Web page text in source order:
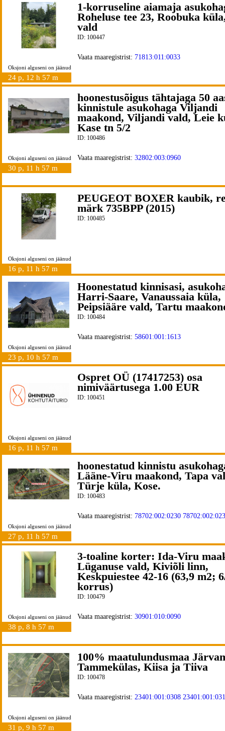
Oksjoni alguseni on jäänud
24 p, 12 h 57 m
1-korruseline aiamaja
Roheluse tee 23, Roobuka
vald
ID: 100447
Vaata maaregistrist: 71813:011:0033
Oksjoni alguseni on jäänud
30 p, 11 h 57 m
hoonestusõigus tähtajaga 50
kinnistule asukohaga Viljandi
maakond, Viljandi vald, Leie
Kase tn 5/2
ID: 100486
Vaata maaregistrist: 32802:003:0960
Oksjoni alguseni on jäänud
16 p, 11 h 57 m
PEUGEOT BOXER kaubik,
märk 735BPP (2015)
ID: 100485
Oksjoni alguseni on jäänud
23 p, 10 h 57 m
Hoonestatud kinnisasi,
Harri-Saare, Vanaussaia küla,
Peipsiääre vald, Tartu
ID: 100484
Vaata maaregistrist: 58601:001:1613
Oksjoni alguseni on jäänud
16 p, 11 h 57 m
Ospret OÜ (17417253) osa
nimiväärtusega 1.00 EUR
ID: 100451
Oksjoni alguseni on jäänud
27 p, 11 h 57 m
hoonestatud kinnistu
Lääne-Viru maakond, Tapa
Türje küla, Kose.
ID: 100483
Vaata maaregistrist: 78702:002:0230
Oksjoni alguseni on jäänud
38 p, 8 h 57 m
3-toaline korter: Ida-Viru
Lüganuse vald, Kiviõli linn,
Keskpuiestee 42-16 (63,9 m2;
korrus)
ID: 100479
Vaata maaregistrist: 30901:010:0090
Oksjoni alguseni on jäänud
31 p, 9 h 57 m
100% maatulundusmaa
Tammekülas, Kiisa ja Tiiva
ID: 100478
Vaata maaregistrist: 23401:001:0308